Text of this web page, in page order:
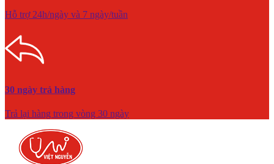
Hỗ trợ 24h/ngày và 7 ngày/tuần
30 ngày trả hàng
Trả lại hàng trong vòng 30 ngày